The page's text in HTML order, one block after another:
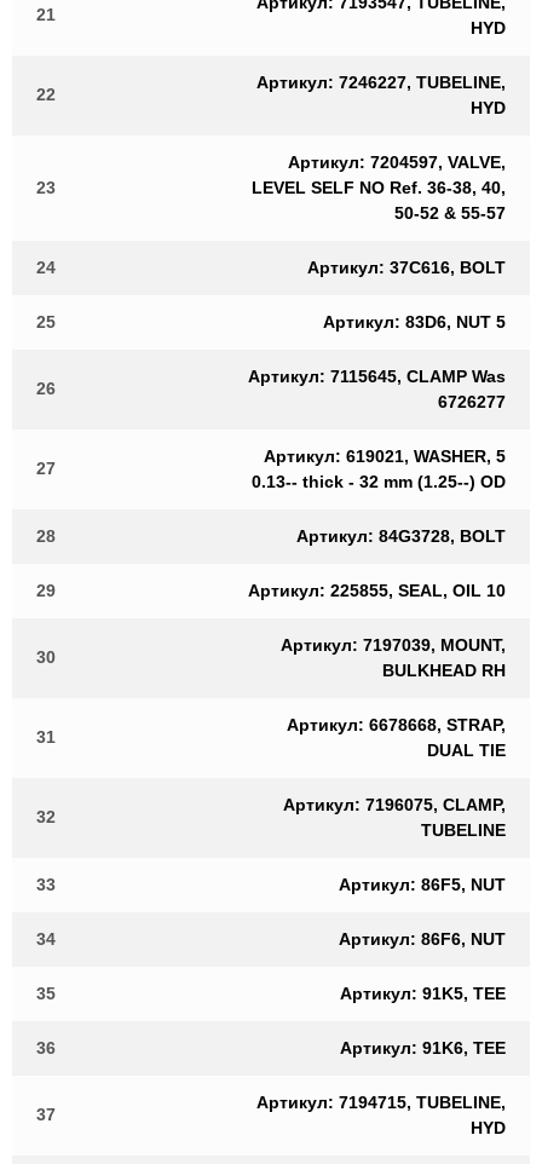
21
HYD
22
Артикул: 7246227, TUBELINE,
HYD
23
Артикул: 7204597, VALVE,
LEVEL SELF NO Ref. 36-38, 40,
50-52 & 55-57
24 Артикул: 37C616, BOLT
25 Артикул: 83D6, NUT 5
26
Артикул: 7115645, CLAMP Was
6726277
27
Артикул: 619021, WASHER, 5
0.13-- thick - 32 mm (1.25--) OD
28 Артикул: 84G3728, BOLT
29 Артикул: 225855, SEAL, OIL 10
30
Артикул: 7197039, MOUNT,
BULKHEAD RH
31
Артикул: 6678668, STRAP,
DUAL TIE
32
Артикул: 7196075, CLAMP,
TUBELINE
33 Артикул: 86F5, NUT
34 Артикул: 86F6, NUT
35 Артикул: 91K5, TEE
36 Артикул: 91K6, TEE
37
Артикул: 7194715, TUBELINE,
HYD